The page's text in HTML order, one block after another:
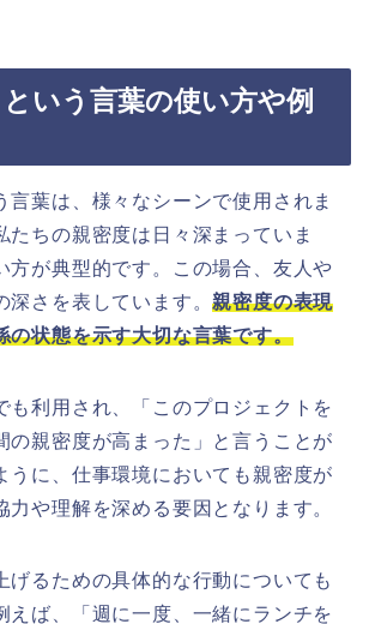
という言葉の使い方や例
言葉は、様々なシーンで使用されま
たちの親密度は日々深まっていま
方が典型的です。この場合、友人や
深さを表しています。親密度の表現
の状態を示す大切な言葉です。
も利用され、「このプロジェクトを
の親密度が高まった」と言うことが
うに、仕事環境においても親密度が
力や理解を深める要因となります。
げるための具体的な行動についても
えば、「週に一度、一緒にランチを